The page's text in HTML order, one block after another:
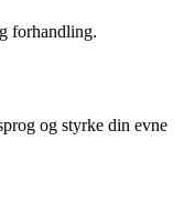
forhandling.
og styrke din evne